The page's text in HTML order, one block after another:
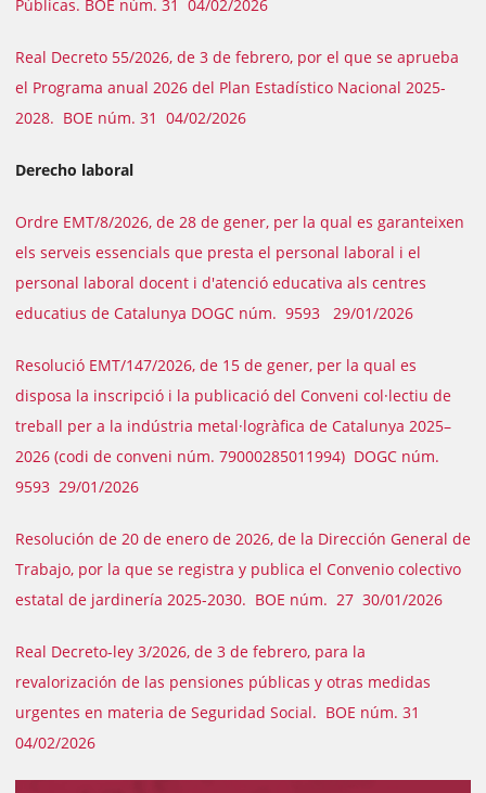
Públicas. BOE núm. 31 04/02/2026
Real Decreto 55/2026, de 3 de febrero, por el que se aprueba
el Programa anual 2026 del Plan Estadístico Nacional 2025-
2028. BOE núm. 31 04/02/2026
Derecho laboral
Ordre EMT/8/2026, de 28 de gener, per la qual es garanteixen
els serveis essencials que presta el personal laboral i el
personal laboral docent i d'atenció educativa als centres
educatius de Catalunya DOGC núm. 9593 29/01/2026
Resolució EMT/147/2026, de 15 de gener, per la qual es
disposa la inscripció i la publicació del Conveni col·lectiu de
treball per a la indústria metal·logràfica de Catalunya 2025–
2026 (codi de conveni núm. 79000285011994) DOGC núm.
9593 29/01/2026
Resolución de 20 de enero de 2026, de la Dirección General de
Trabajo, por la que se registra y publica el Convenio colectivo
estatal de jardinería 2025-2030. BOE núm. 27 30/01/2026
Real Decreto-ley 3/2026, de 3 de febrero, para la
revalorización de las pensiones públicas y otras medidas
urgentes en materia de Seguridad Social. BOE núm. 31
04/02/2026